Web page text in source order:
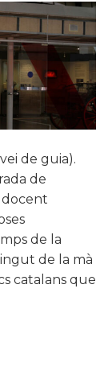
de guia).
de
docent
de la
de la mà
catalans que